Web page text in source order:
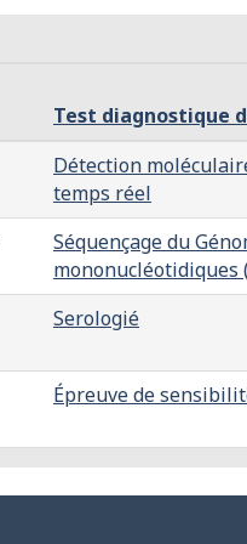
Test diagnostique
Détection
temps réel
Séquençage du
mononucléotidiques
Serologié
Épreuve de